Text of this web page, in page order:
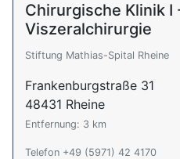
Chirurgische Klinik
Viszeralchirurgie
Stiftung Mathias-Spital Rheine
Frankenburgstraße 31
48431 Rheine
Entfernung: 3 km
Telefon +49 (5971) 42 4170